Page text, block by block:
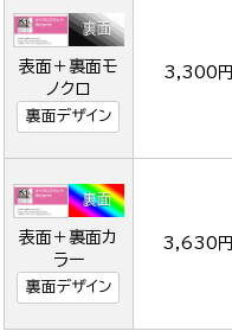
表面＋裏面モ
ノクロ
裏面デザイン
3,300円
表面＋裏面カ
ラー
裏面デザイン
3,630円